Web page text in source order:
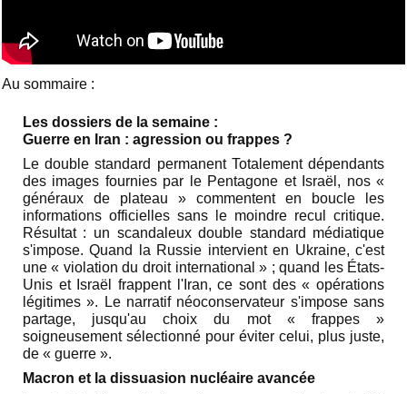
Au sommaire :
Les dossiers de la semaine :
Guerre en Iran : agression ou frappes ?
Le double standard permanent Totalement dépendants
des images fournies par le Pentagone et Israël, nos «
généraux de plateau » commentent en boucle les
informations officielles sans le moindre recul critique.
Résultat : un scandaleux double standard médiatique
s'impose. Quand la Russie intervient en Ukraine, c'est
une « violation du droit international » ; quand les États-
Unis et Israël frappent l'Iran, ce sont des « opérations
légitimes ». Le narratif néoconservateur s'impose sans
partage, jusqu'au choix du mot « frappes »
soigneusement sélectionné pour éviter celui, plus juste,
de « guerre ».
Macron et la dissuasion nucléaire avancée